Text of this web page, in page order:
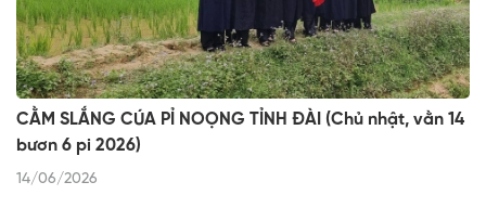
CẰM SLẮNG CÚA PỈ NOỌNG TỈNH ĐÀI (Chủ nhật, vằn 14
bươn 6 pi 2026)
14/06/2026